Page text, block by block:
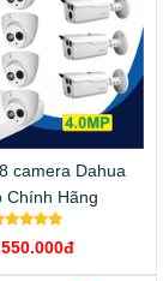
camera Dahua
Chính Hãng